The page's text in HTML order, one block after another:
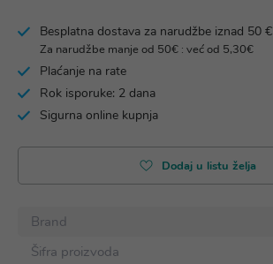
Besplatna dostava za narudžbe iznad 50 €
Za narudžbe manje od 50€ : već od 5,30€
Plaćanje na rate
Rok isporuke: 2 dana
Sigurna online kupnja
Dodaj u listu želja
Brand
Šifra proizvoda